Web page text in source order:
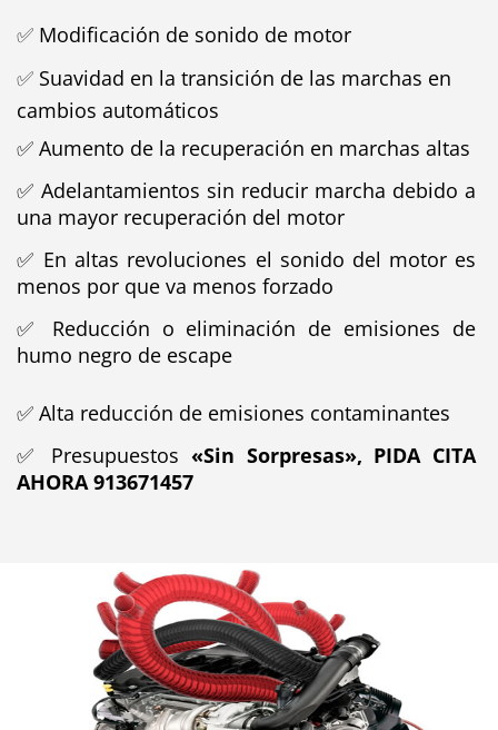
✅ Modificación de sonido de motor
✅ Suavidad en la transición de las marchas en
cambios automáticos
✅ Aumento de la recuperación en marchas altas
✅ Adelantamientos sin reducir marcha debido a
una mayor recuperación del motor
✅ En altas revoluciones el sonido del motor es
menos por que va menos forzado
✅ Reducción o eliminación de emisiones de
humo negro de escape
✅ Alta reducción de emisiones contaminantes
✅ Presupuestos «Sin Sorpresas», PIDA CITA
AHORA 913671457